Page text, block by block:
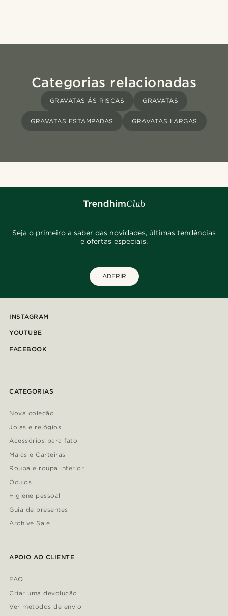
Categorias relacionadas
GRAVATAS ÁS RISCAS GRAVATAS
GRAVATAS ESTAMPADAS GRAVATAS LARGAS
Seja o primeiro a saber das novidades, últimas tendências
e ofertas especiais.
ADERIR
INSTAGRAM
YOUTUBE
FACEBOOK
CATEGORIAS
Nova coleção
Joias e relógios
Acessórios para fato
Malas e Carteiras
Roupa e roupa interior
Óculos
Higiene pessoal
Guia de presentes
Archive Sale
APOIO AO CLIENTE
FAQ
Criar uma devolução
Ver métodos de envio